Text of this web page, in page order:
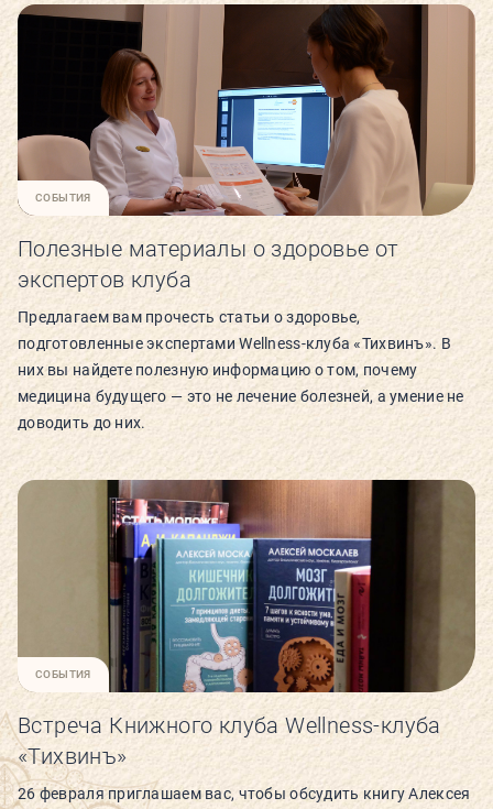
СОБЫТИЯ
Полезные материалы о здоровье от
экспертов клуба
Предлагаем вам прочесть статьи о здоровье,
подготовленные экспертами Wellness-клуба «Тихвинъ». В
них вы найдете полезную информацию о том, почему
медицина будущего — это не лечение болезней, а умение не
доводить до них.
СОБЫТИЯ
Встреча Книжного клуба Wellness-клуба
«Тихвинъ»
26 февраля приглашаем вас, чтобы обсудить книгу Алексея